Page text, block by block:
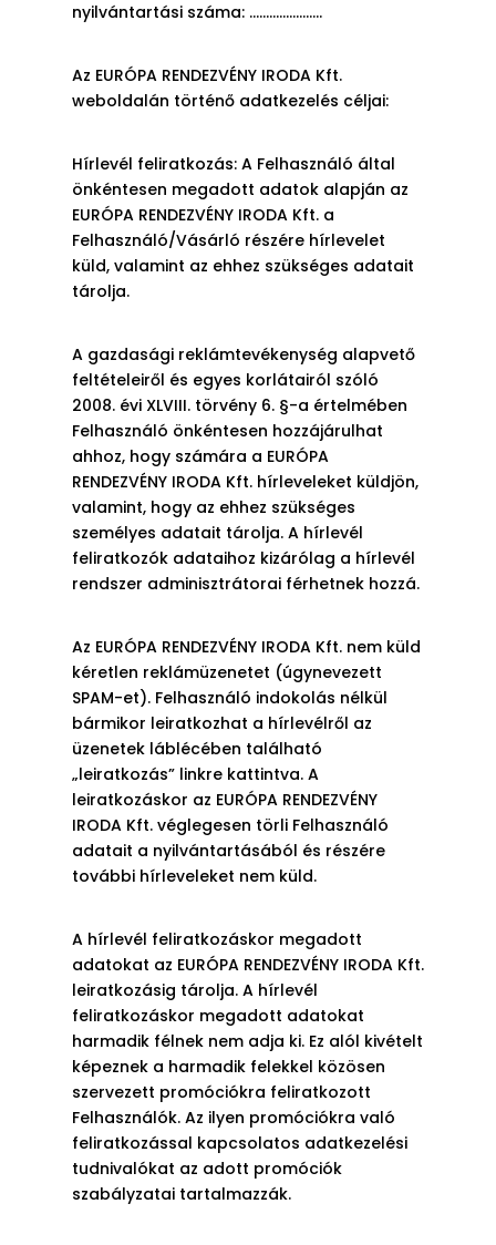
nyilvántartási száma: ………………….
Az EURÓPA RENDEZVÉNY IRODA Kft.
weboldalán történő adatkezelés céljai:
Hírlevél feliratkozás: A Felhasználó által
önkéntesen megadott adatok alapján az
EURÓPA RENDEZVÉNY IRODA Kft. a
Felhasználó/Vásárló részére hírlevelet
küld, valamint az ehhez szükséges adatait
tárolja.
A gazdasági reklámtevékenység alapvető
feltételeiről és egyes korlátairól szóló
2008. évi XLVIII. törvény 6. §-a értelmében
Felhasználó önkéntesen hozzájárulhat
ahhoz, hogy számára a EURÓPA
RENDEZVÉNY IRODA Kft. hírleveleket küldjön,
valamint, hogy az ehhez szükséges
személyes adatait tárolja. A hírlevél
feliratkozók adataihoz kizárólag a hírlevél
rendszer adminisztrátorai férhetnek hozzá.
Az EURÓPA RENDEZVÉNY IRODA Kft. nem küld
kéretlen reklámüzenetet (úgynevezett
SPAM-et). Felhasználó indokolás nélkül
bármikor leiratkozhat a hírlevélről az
üzenetek láblécében található
„leiratkozás” linkre kattintva. A
leiratkozáskor az EURÓPA RENDEZVÉNY
IRODA Kft. véglegesen törli Felhasználó
adatait a nyilvántartásából és részére
további hírleveleket nem küld.
A hírlevél feliratkozáskor megadott
adatokat az EURÓPA RENDEZVÉNY IRODA Kft.
leiratkozásig tárolja. A hírlevél
feliratkozáskor megadott adatokat
harmadik félnek nem adja ki. Ez alól kivételt
képeznek a harmadik felekkel közösen
szervezett promóciókra feliratkozott
Felhasználók. Az ilyen promóciókra való
feliratkozással kapcsolatos adatkezelési
tudnivalókat az adott promóciók
szabályzatai tartalmazzák.